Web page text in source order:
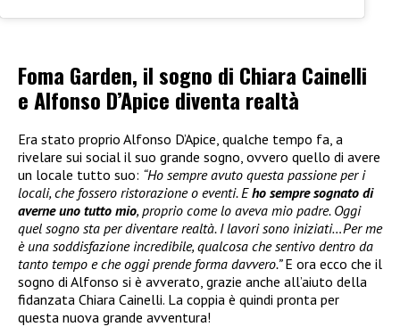
Foma Garden, il sogno di Chiara Cainelli
e Alfonso D’Apice diventa realtà
Era stato proprio Alfonso D’Apice, qualche tempo fa, a
rivelare sui social il suo grande sogno, ovvero quello di avere
un locale tutto suo: “Ho sempre avuto questa passione per i
locali, che fossero ristorazione o eventi. Eho sempre sognato di
averne uno tutto mio, proprio come lo aveva mio padre. Oggi
quel sogno sta per diventare realtà. I lavori sono iniziati…Per me
è una soddisfazione incredibile, qualcosa che sentivo dentro da
tanto tempo e che oggi prende forma davvero.”E ora ecco che il
sogno di Alfonso si è avverato, grazie anche all’aiuto della
fidanzata Chiara Cainelli. La coppia è quindi pronta per
questa nuova grande avventura!